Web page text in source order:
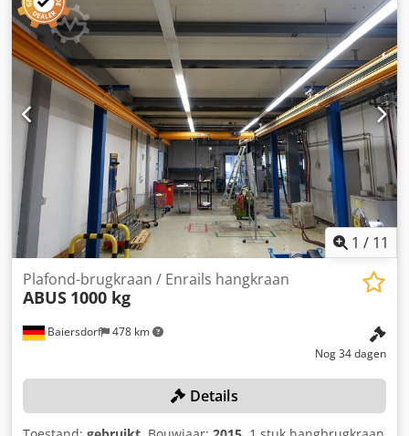
1 / 11
Baiersdorf 478 km
Plafond-brugkraan / Enrails hangkraan
ABUS 1000 kg
Nog 34 dagen
Details